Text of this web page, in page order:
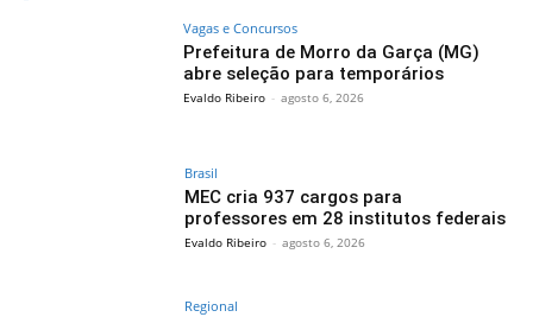
Vagas e Concursos
Prefeitura de Morro da Garça (MG)
abre seleção para temporários
Evaldo Ribeiro - agosto 6, 2026
Brasil
MEC cria 937 cargos para
professores em 28 institutos federais
Evaldo Ribeiro - agosto 6, 2026
Regional